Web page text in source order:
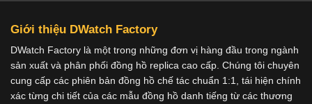
Giới thiệu DWatch Factory
DWatch Factory là một trong những đơn vị hàng đầu trong ngành
sản xuất và phân phối đồng hồ replica cao cấp. Chúng tôi chuyên
cung cấp các phiên bản đồng hồ chế tác chuẩn 1:1, tái hiện chính
xác từng chi tiết của các mẫu đồng hồ danh tiếng từ các thương